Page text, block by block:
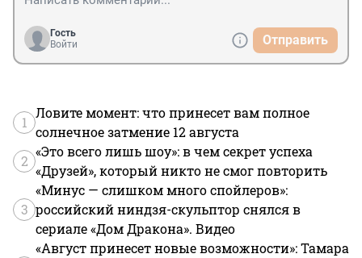
Гость
Войти
Отправить
1
Ловите момент: что принесет вам полное
солнечное затмение 12 августа
2
«Это всего лишь шоу»: в чем секрет успеха
«Друзей», который никто не смог повторить
3
«Минус — слишком много спойлеров»:
российский ниндзя-скульптор снялся в
сериале «Дом Дракона». Видео
«Август принесет новые возможности»: Тамара